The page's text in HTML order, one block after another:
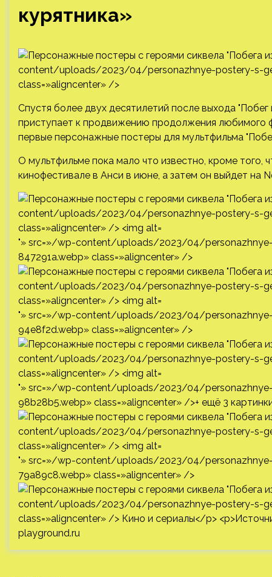
курятника»
content/uploads/2023/04/personazhnye-postery-s-
class=»aligncenter» />
Спустя более двух десятилетий после выхода
приступает к продвижению продолжения любимого
первые персонажные постеры для мультфильма
О мультфильме пока мало что известно, кроме
кинофестивале в Анси в июне, а затем он выйдет на
"» src=»/wp-content/uploads/2023/04/
847291a.webp» class=»aligncenter» />
"» src=»/wp-content/uploads/2023/04/
94e8f2d.webp» class=»aligncenter» />
"» src=»/wp-content/uploads/2023/04/
98b28b5.webp» class=»aligncenter» />+ ещё 3
"» src=»/wp-content/uploads/2023/04/
79a89c8.webp» class=»aligncenter» />
playground.ru